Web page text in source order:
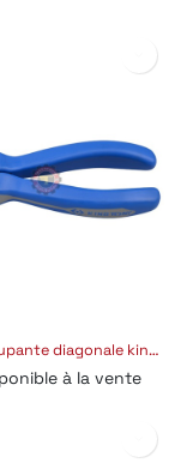
Pince coupante diagonale king tony
à la vente